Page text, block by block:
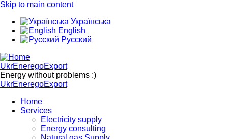
Skip to main content
Українська
English
Русский
UkrEneregoExport
Energy without problems :)
UkrEneregoExport
Home
Services
Electricity supply
Energy consulting